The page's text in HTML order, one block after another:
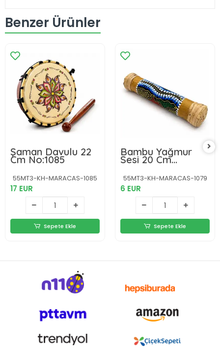
Benzer Ürünler
Şaman Davulu 22
Cm No:1085
55MT3-KH-MARACAS-1085
17 EUR
Sepete Ekle
Bambu Yağmur
Sesi 20 Cm
No:1079
55MT3-KH-MARACAS-1079
6 EUR
Sepete Ekle